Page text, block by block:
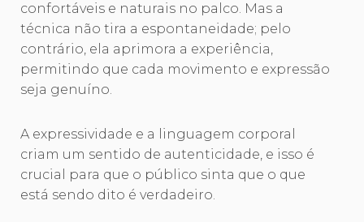
confortáveis e naturais no palco. Mas a
técnica não tira a espontaneidade; pelo
contrário, ela aprimora a experiência,
permitindo que cada movimento e expressão
seja genuíno.
A expressividade e a linguagem corporal
criam um sentido de autenticidade, e isso é
crucial para que o público sinta que o que
está sendo dito é verdadeiro.